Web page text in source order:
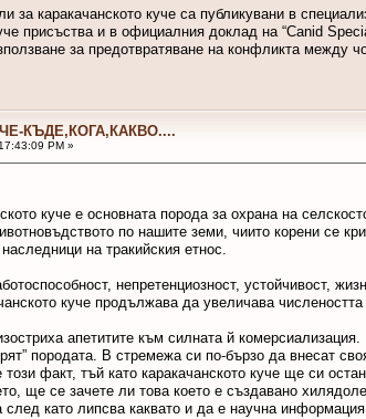
за каракачанското куче са публикувани в
присъства и в официалния доклад на “Canid
за предотвратяване на конфликта между
КЪДЕ,КОГА,КАКВО....
PM »
куче е основната порода за охрана на
по нашите земи, чиито корени се
на тракийския етнос.
непретенциозност, устойчивост,
куче продължава да увеличава
апетитите към силната й
породата. В стремежа си по-бързо да внесат
факт, тъй като каракачанското куче ще си
ще се зачете ли това което е създавано
след като липсва каквато и да е научна